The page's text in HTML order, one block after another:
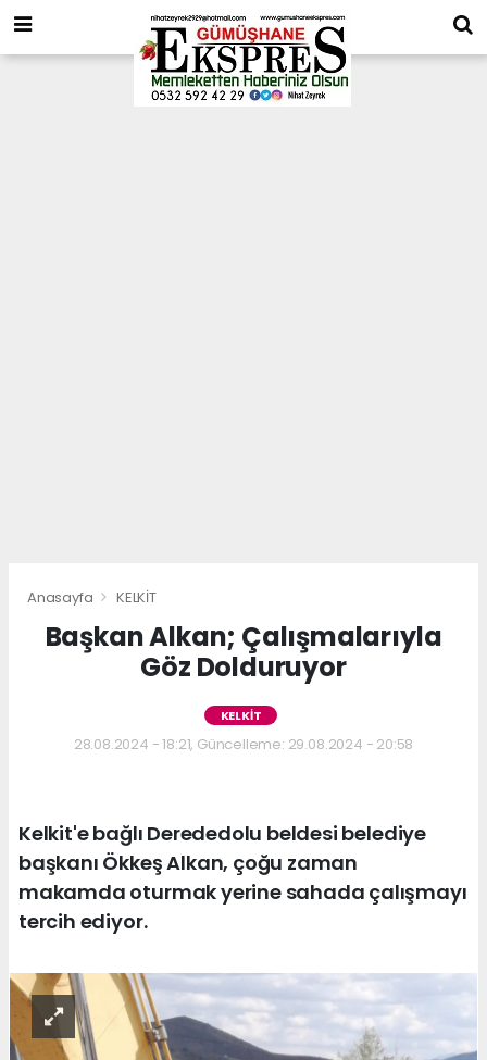
Anasayfa KELKİT
Başkan Alkan; Çalışmalarıyla
Göz Dolduruyor
KELKİT
28.08.2024 - 18:21, Güncelleme: 29.08.2024 - 20:58
Kelkit'e bağlı Derededolu beldesi belediye
başkanı Ökkeş Alkan, çoğu zaman
makamda oturmak yerine sahada çalışmayı
tercih ediyor.